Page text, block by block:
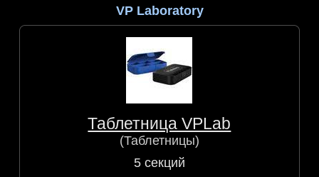
VP Laboratory
Таблетница VPLab
(Таблетницы)
5 секций